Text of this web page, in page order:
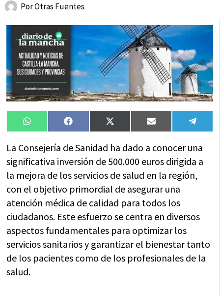
PorOtras Fuentes
Compartir
en
WhatsAppCompartir
en
FacebookCompartir
en
X
(Twitter)
Compartir
en
Email
en
La Consejería de Sanidad ha dado a conocer una
significativa inversión de 500.000 euros dirigida a
la mejora de los servicios de salud en la región,
con el objetivo primordial de asegurar una
atención médica de calidad para todos los
ciudadanos. Este esfuerzo se centra en diversos
aspectos fundamentales para optimizar los
servicios sanitarios y garantizar el bienestar tanto
de los pacientes como de los profesionales de la
salud.